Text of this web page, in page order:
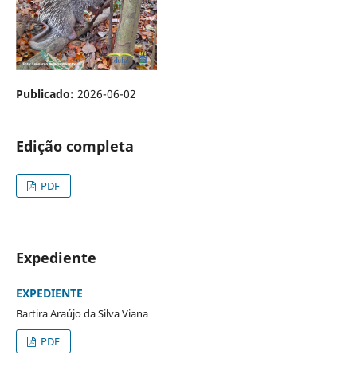
Publicado: 2026-06-02
Edição completa
PDF
Expediente
EXPEDIENTE
Bartira Araújo da Silva Viana
PDF